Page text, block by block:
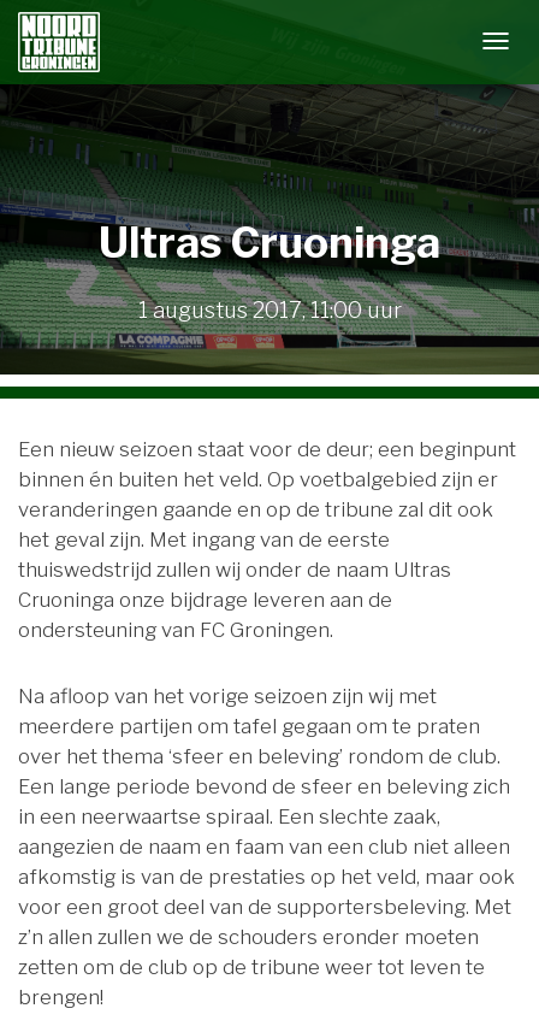
N
V
I
A
I
E
W
I
S
Ultras Cruoninga
1 augustus 2017,11:00uur
Een nieuw seizoen staat voor de deur; een beginpunt
binnen én buiten het veld. Op voetbalgebied zijn er
veranderingen gaande en op de tribune zal dit ook
het geval zijn. Met ingang van de eerste
thuiswedstrijd zullen wij onder de naam Ultras
Cruoninga onze bijdrage leveren aan de
ondersteuning van FC Groningen.
Na afloop van het vorige seizoen zijn wij met
meerdere partijen om tafel gegaan om te praten
over het thema ‘sfeer en beleving’ rondom de club.
Een lange periode bevond de sfeer en beleving zich
in een neerwaartse spiraal. Een slechte zaak,
aangezien de naam en faam van een club niet alleen
afkomstig is van de prestaties op het veld, maar ook
voor een groot deel van de supportersbeleving. Met
z’n allen zullen we de schouders eronder moeten
zetten om de club op de tribune weer tot leven te
brengen!